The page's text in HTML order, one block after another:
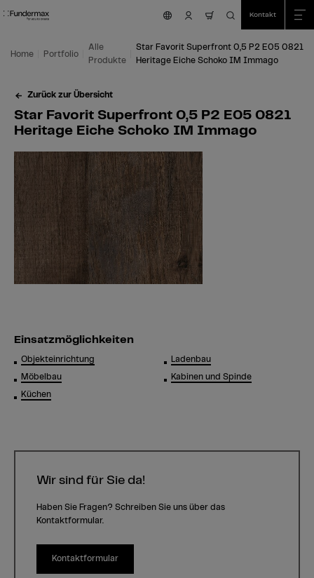
Zum Hauptinhalt springen
Zum Inhaltsverzeichnis springen
Zum Hauptmenü springen Kontakt
Home Portfolio
Alle
Produkte
Star Favorit Superfront 0,5 P2 E05 0821
Heritage Eiche Schoko IM Immago
Zurück zur Übersicht
Star Favorit Superfront 0,5 P2 E05 0821
Heritage Eiche Schoko IM Immago
Einsatzmöglichkeiten
Objekteinrichtung
Möbelbau
Küchen
Ladenbau
Kabinen und Spinde
Wir sind für Sie da!
Haben Sie Fragen? Schreiben Sie uns über das
Kontaktformular.
Kontaktformular